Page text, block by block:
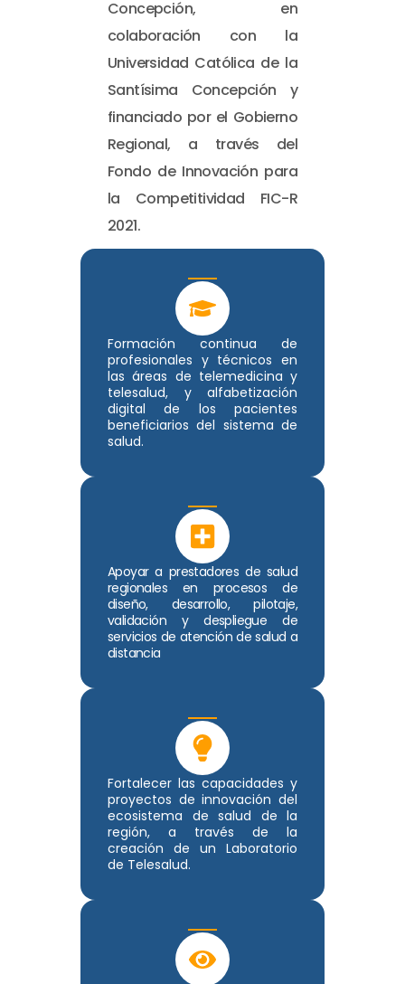
Formación continua de
profesionales y técnicos en
las áreas de telemedicina y
telesalud, y alfabetización
digital de los pacientes
beneficiarios del sistema de
salud.
Apoyar a prestadores de salud
regionales en procesos de
diseño, desarrollo, pilotaje,
validación y despliegue de
servicios de atención de salud a
distancia
Fortalecer las capacidades y
proyectos de innovación del
ecosistema de salud de la
región, a través de la
creación de un Laboratorio
de Telesalud.
Concepción, en
colaboración con la
Universidad Católica de la
Santísima Concepción y
financiado por el Gobierno
Regional, a través del
Fondo de Innovación para
la Competitividad FIC-R
2021.